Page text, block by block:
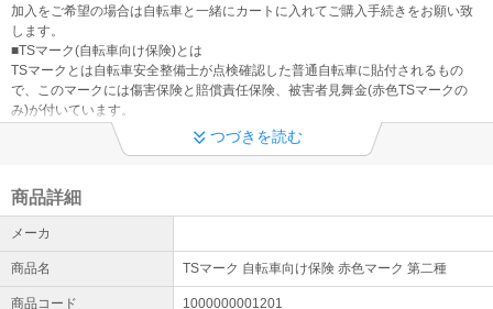
加入をご希望の場合は自転車と一緒にカートに入れてご購入手続きをお願い致
します。
■TSマーク(自転車向け保険)とは
TSマークとは自転車安全整備士が点検確認した普通自転車に貼付されるもの
で、このマークには傷害保険と賠償責任保険、被害者見舞金(赤色TSマークの
み)が付いています。
TSマークには、青色マーク(第一種)と赤色マーク(第二種)があり、賠償内容が違
■TSマーク付帯保険とは
TSマークに付帯された保険です。
保険の対象は、点検年月日と自転車安全整備士番号が記載された保険有効期間
中のTSマーク貼付自転車に搭乗中の人が対象となります。
保険契約は、日本交通管理技術協会と三井住友海上火災保険(株)を幹事会社とす
る損保会社との間で締結しています。
つづきを読む
商品詳細
メーカ
商品名 TSマーク 自転車向け保険 赤色マーク 第二種
商品コード 1000000001201